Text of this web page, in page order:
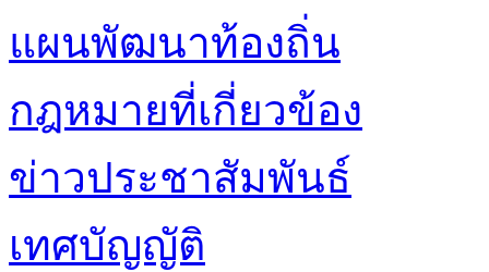
แผนพัฒนาท้องถิ่น
กฎหมายที่เกี่ยวข้อง
ข่าวประชาสัมพันธ์
เทศบัญญัติ